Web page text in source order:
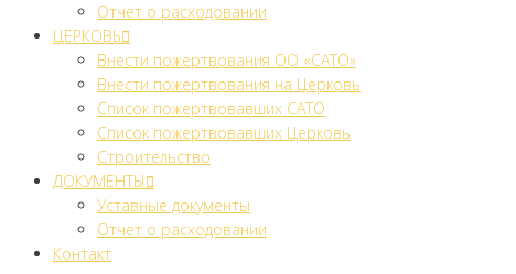
Отчет о расходовании
ЦЕРКОВЬ
Внести пожертвования ОО «САТО»
Внести пожертвования на Церковь
Список пожертвовавших САТО
Список пожертвовавших Церковь
Строительство
ДОКУМЕНТЫ
Уставные документы
Отчет о расходовании
Контакт